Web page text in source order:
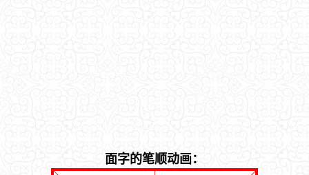
面字的笔顺动画：